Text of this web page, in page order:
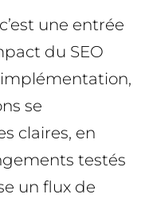
une entrée
du SEO
se
claires, en
testés
un flux de